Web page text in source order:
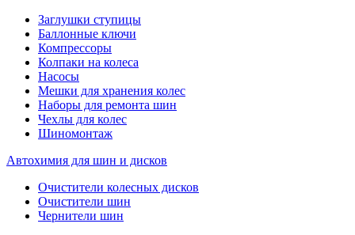
Заглушки ступицы
Баллонные ключи
Компрессоры
Колпаки на колеса
Насосы
Мешки для хранения колес
Наборы для ремонта шин
Чехлы для колес
Шиномонтаж
Автохимия для шин и дисков
Очистители колесных дисков
Очистители шин
Чернители шин